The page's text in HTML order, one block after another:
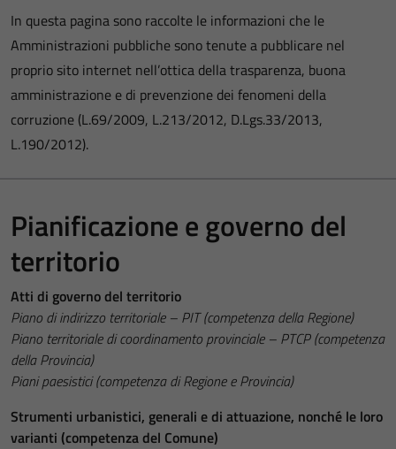
In questa pagina sono raccolte le informazioni che le
Amministrazioni pubbliche sono tenute a pubblicare nel
proprio sito internet nell’ottica della trasparenza, buona
amministrazione e di prevenzione dei fenomeni della
corruzione (L.69/2009, L.213/2012, D.Lgs.33/2013,
L.190/2012).
Pianificazione e governo del
territorio
Atti di governo del territorio
Piano di indirizzo territoriale – PIT (competenza della Regione)
Piano territoriale di coordinamento provinciale – PTCP (competenza
della Provincia)
Piani paesistici (competenza di Regione e Provincia)
Strumenti urbanistici, generali e di attuazione, nonché le loro
varianti (competenza del Comune)